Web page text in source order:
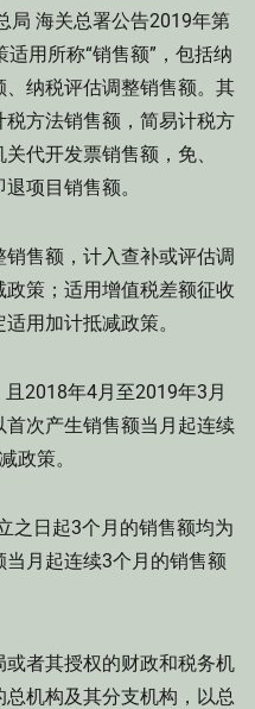
局 海关总署公告2019年第
用所称“销售额”，包括纳
纳税评估调整销售额。其
方法销售额，简易计税方
代开发票销售额，免、
项目销售额。
售额，计入查补或评估调
策；适用增值税差额征收
用加计抵减政策。
且2018年4月至2019年3月
次产生销售额当月起连续
政策。
之日起3个月的销售额均为
月起连续3个月的销售额
或者其授权的财政和税务机
机构及其分支机构，以总